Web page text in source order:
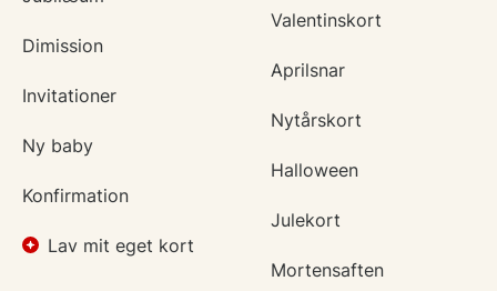
Dimission
Invitationer
Ny baby
Konfirmation
Lav mit eget kort
Valentinskort
Aprilsnar
Nytårskort
Halloween
Julekort
Mortensaften